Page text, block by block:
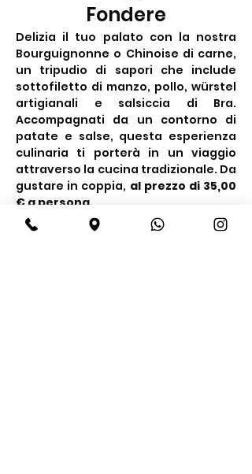
Fondere
Delizia il tuo palato con la nostra
Bourguignonne o Chinoise di carne,
un tripudio di sapori che include
sottofiletto di manzo, pollo, würstel
artigianali e salsiccia di Bra.
Accompagnati da un contorno di
patate e salse, questa esperienza
culinaria ti porterà in un viaggio
attraverso la cucina tradizionale. Da
gustare in coppia, al prezzo di 35,00
€ a persona.